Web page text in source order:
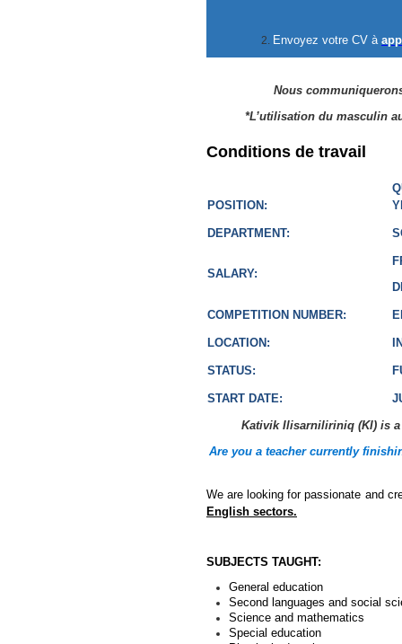
Envoyez votre CV à
Nous
*L’utilisation du masculin
Conditions de travail
POSITION:
DEPARTMENT:
SALARY:
COMPETITION NUMBER:
LOCATION:
STATUS:
START DATE:
Kativik Ilisarniliriniq (KI) is
Are you a teacher currently
We are looking for passionate and
English sectors.
SUBJECTS TAUGHT:
General education
Second languages and social
Science and mathematics
Special education